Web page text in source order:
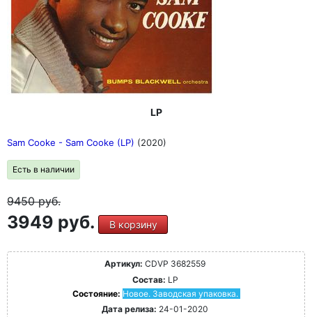
LP
Sam Cooke - Sam Cooke (LP) (2020)
Есть в наличии
9450руб.
3949 руб. В корзину
Артикул: CDVP 3682559
Состав: LP
Состояние: Новое. Заводская упаковка.
Дата релиза: 24-01-2020